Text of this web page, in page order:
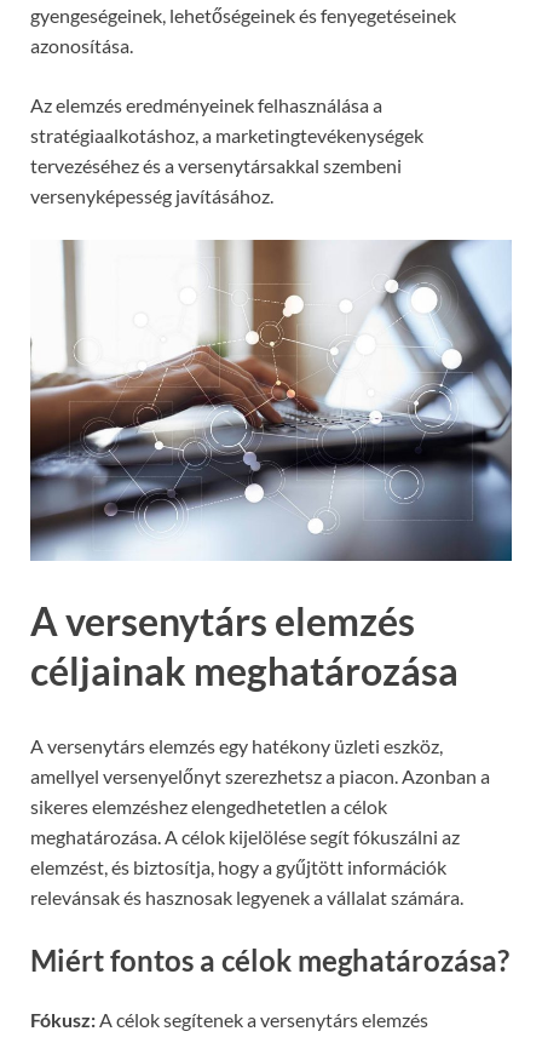
gyengeségeinek, lehetőségeinek és fenyegetéseinek
azonosítása.
Az elemzés eredményeinek felhasználása a
stratégiaalkotáshoz, a marketingtevékenységek
tervezéséhez és a versenytársakkal szembeni
versenyképesség javításához.
A versenytárs elemzés
céljainak meghatározása
A versenytárs elemzés egy hatékony üzleti eszköz,
amellyel versenyelőnyt szerezhetsz a piacon. Azonban a
sikeres elemzéshez elengedhetetlen a célok
meghatározása. A célok kijelölése segít fókuszálni az
elemzést, és biztosítja, hogy a gyűjtött információk
relevánsak és hasznosak legyenek a vállalat számára.
Miért fontos a célok meghatározása?
Fókusz:A célok segítenek a versenytárs elemzés